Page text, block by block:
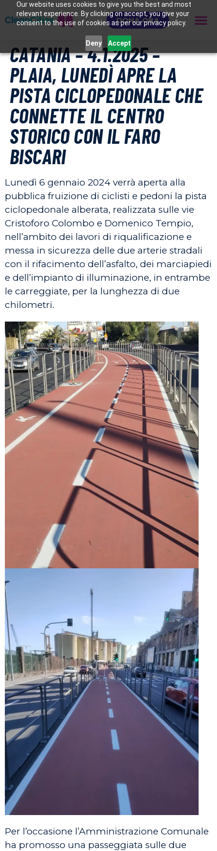
Our website uses cookies to give you the best and most
relevant experience. By clicking on accept, you give your
consent to the use of cookies as per our privacy policy.
Deny Accept
DONA ORA
CATANIA – 4.1.2025 –
PLAIA, LUNEDÌ APRE LA
PISTA CICLOPEDONALE CHE
CONNETTE IL CENTRO
STORICO CON IL FARO
BISCARI
Lunedì 6 gennaio 2024 verrà aperta alla
pubblica fruizione di ciclisti e pedoni la pista
ciclopedonale alberata, realizzata sulle vie
Cristoforo Colombo e Domenico Tempio,
nell’ambito dei lavori di riqualificazione e
messa in sicurezza delle due arterie stradali
con il rifacimento dell’asfalto, dei marciapiedi
e dell’impianto di illuminazione, in entrambe
le carreggiate, per la lunghezza di due
chilometri.
Per l’occasione l’Amministrazione Comunale
ha promosso una passeggiata sulle due